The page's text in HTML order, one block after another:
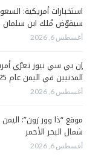
استخبارات أمريكية:
سيقوّض مُلك ابن سلمان
أغسطس 6, 2026
إن بي سي نيوز تعرّي
المدنيين في اليمن عام 2025
أغسطس 6, 2026
موقع “ذا وور زون”:
شمال البحر الأحمر
أغسطس 6, 2026